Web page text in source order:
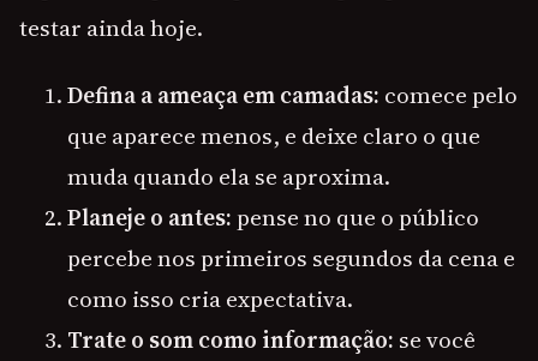
testar ainda hoje.
Defina a ameaça em camadas: comece pelo
que aparece menos, e deixe claro o que
muda quando ela se aproxima.
Planeje o antes:pense no que o público
percebe nos primeiros segundos da cena e
como isso cria expectativa.
Trate o som como informação: se você